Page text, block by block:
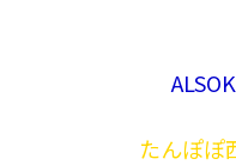
たんぽぽ